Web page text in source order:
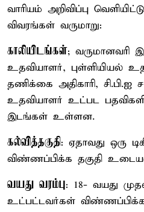
வாரியம் அறிவிப்பு
விவரங்கள் வருமாறு:
காலியிடங்கள்; வருமானவரி
உதவியாளர், புள்ளியியல்
தணிக்கை அதிகாரி,
உதவியாளர் உட்பட
இடங்கள் உள்ளன.
கல்வித்தகுதி: ஏதாவது ஒரு
விண்ணப்பிக்க தகுதி
வயது வரம்பு: 18- வயது
உட்பட்டவர்கள்